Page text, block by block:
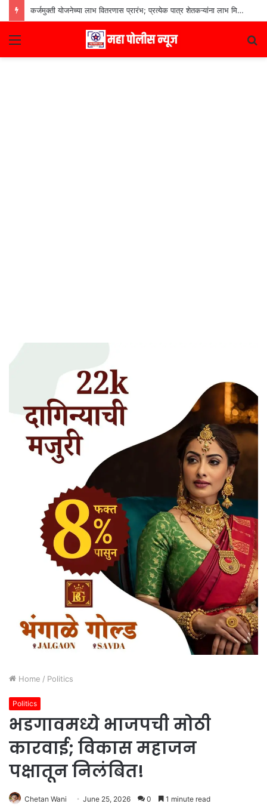
कर्जमुक्ती योजनेच्या लाभ वितरणास प्रारंभ; प्रत्येक पात्र शेतकऱ्यांना लाभ मिळणार– मुख्यमंत्री देवेंद्र फडणवीस
Menu
Home / Politics
Politics
भडगावमध्ये भाजपची मोठी
कारवाई; विकास महाजन
पक्षातून निलंबित!
Chetan Wani June 25, 2026 0 1 minute read